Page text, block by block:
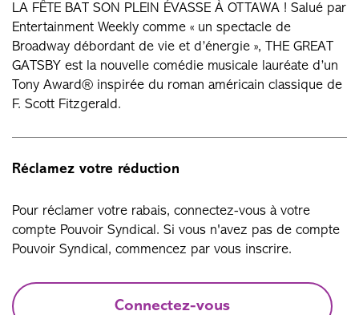
LA FÊTE BAT SON PLEIN ÉVASSE À OTTAWA ! Salué par
Entertainment Weekly comme « un spectacle de
Broadway débordant de vie et d’énergie », THE GREAT
GATSBY est la nouvelle comédie musicale lauréate d’un
Tony Award® inspirée du roman américain classique de
F. Scott Fitzgerald.
Réclamez votre réduction
Pour réclamer votre rabais, connectez-vous à votre
compte Pouvoir Syndical. Si vous n'avez pas de compte
Pouvoir Syndical, commencez par vous inscrire.
Connectez-vous